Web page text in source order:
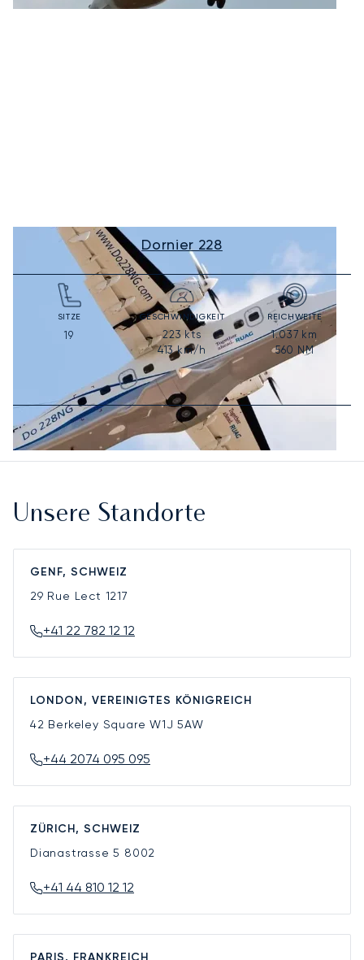
Dornier 228
SITZE
19
GESCHWINDIGKEIT
223 kts
413km/h
REICHWEITE
1.037 km
560 NM
Unsere Standorte
GENF, SCHWEIZ
29 Rue Lect 1217
+41 22 782 12 12
LONDON, VEREINIGTES KÖNIGREICH
42 Berkeley SquareW1J 5AW
+44 2074 095 095
ZÜRICH, SCHWEIZ
Dianastrasse 5 8002
+41 44 810 12 12
PARIS, FRANKREICH